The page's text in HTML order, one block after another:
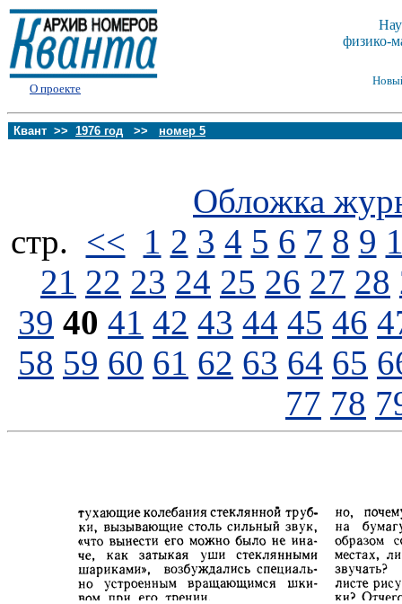
О проекте
физико-
Квант >> 1976 год >> номер 5
Обложка
стp. << 1 2 3 4 5 6 7 8 9
21 22 23 24 25 26 27 28
39 40 41 42 43 44 45 46
58 59 60 61 62 63 64 65
77 78